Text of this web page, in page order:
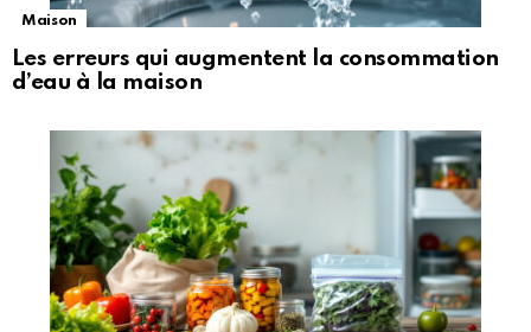
Maison
Les erreurs qui augmentent la consommation
d’eau à la maison